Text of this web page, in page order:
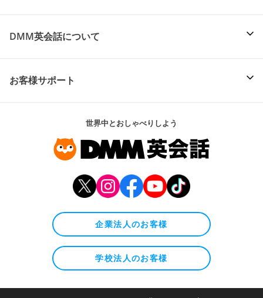
DMM英会話について
お客様サポート
世界中とおしゃべりしよう
企業法人のお客様
学校法人のお客様